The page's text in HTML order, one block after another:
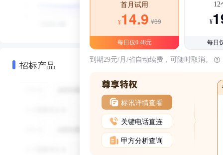
招标产品
首月试用
¥14.9 ¥39
每日仅0.48元
12
¥
每日
到期29元/月/省自动续费，可随时取消。
标讯详情查看
关键电话直连
甲方分析查询